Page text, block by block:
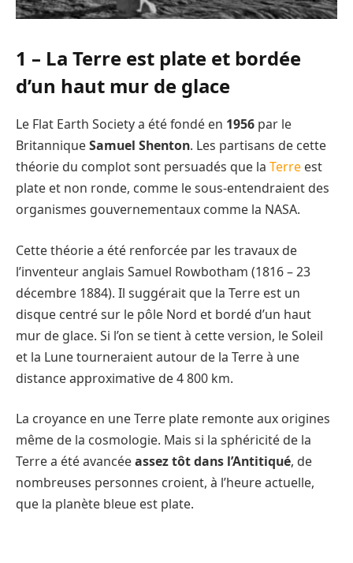
1 – La Terre est plate et bordée
d’un haut mur de glace
Le Flat Earth Society a été fondé en 1956 par le
BritanniqueSamuel Shenton. Les partisans de cette
théorie du complot sont persuadés que la Terre est
plate et non ronde, comme le sous-entendraient des
organismes gouvernementaux comme la NASA.
Cette théorie a été renforcée par les travaux de
l’inventeur anglais Samuel Rowbotham (1816 – 23
décembre 1884). Il suggérait que la Terre est un
disque centré sur le pôle Nord et bordé d’un haut
mur de glace. Si l’on se tient à cette version, le Soleil
et la Lune tourneraient autour de la Terre à une
distance approximative de 4 800 km.
La croyance en une Terre plate remonte aux origines
même de la cosmologie. Mais si la sphéricité de la
Terre a été avancéeassez tôt dans l’Antitiqué, de
nombreuses personnes croient, à l’heure actuelle,
que la planète bleue est plate.